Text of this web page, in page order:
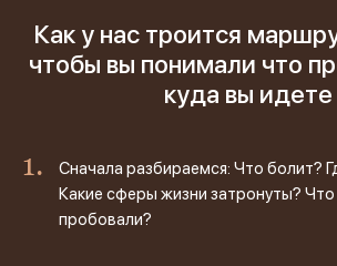
Как у нас троится
чтобы вы понимали что
куда вы идете
Сначала разбираемся: Что болит?
Какие сферы жизни затронуты?
пробовали?